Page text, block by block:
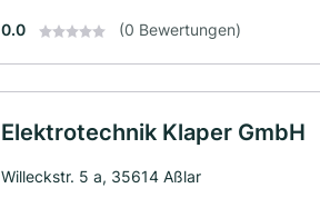
0.0 (0 Bewertungen)
Elektrotechnik Klaper GmbH
Willeckstr. 5 a, 35614 Aßlar